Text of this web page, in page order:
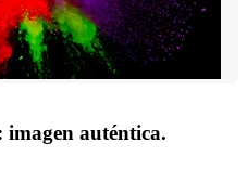
auténtica.